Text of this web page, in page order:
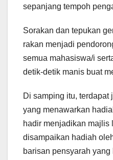
sepanjang tempoh
Sorakan dan tepukan
rakan menjadi
semua mahasiswa/i
detik-detik manis buat
Di samping itu, terdapat
yang menawarkan
hadir menjadikan majlis
disampaikan hadiah
barisan pensyarah